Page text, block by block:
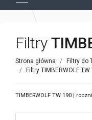
Filtry
Strona główna
Filtry do
Filtry TIMBERWOLF TW
TIMBERWOLF TW 190 |